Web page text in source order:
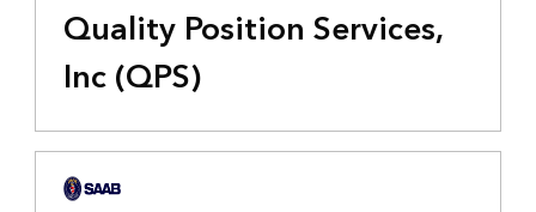
Quality Position Services,
Inc (QPS)